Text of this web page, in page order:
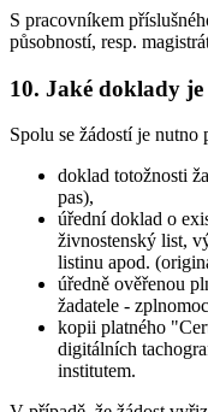
S pracovníkem
působností, resp.
10. Jaké doklady
Spolu se žádostí je nutno
doklad totožnosti
pas),
úřední doklad o
živnostenský list,
listinu apod.
úředně ověřenou
žadatele -
kopii platného
digitálních
institutem.